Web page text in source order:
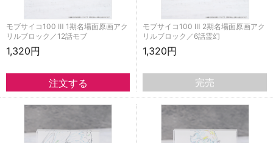
モブサイコ100 Ⅲ 1期名場面原画アク
リルブロック／12話モブ
1,320円
モブサイコ100 Ⅲ 2期名場面原画アク
リルブロック／6話霊幻
1,320円
完売